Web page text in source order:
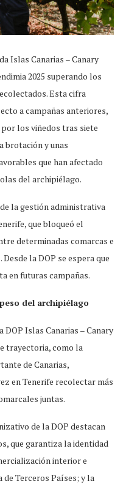
Islas Canarias – Canary
2025 superando los
Esta cifra
a campañas anteriores,
los viñedos tras siete
brotación y unas
que han afectado
del archipiélago.
la gestión administrativa
que bloqueó el
determinadas comarcas e
la DOP se espera que
en futuras campañas.
del archipiélago
Islas Canarias – Canary
trayectoria, como la
de Canarias,
en Tenerife recolectar más
juntas.
de la DOP destacan
que garantiza la identidad
interior e
Terceros Países; y la